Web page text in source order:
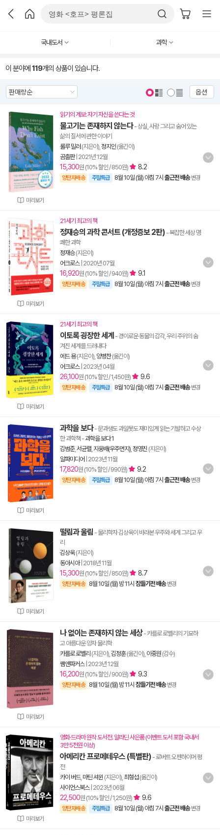
국내도서 과학
이 분야에 119개의 상품이 있습니다.
옵션
미리보기
읽기의 계보: 자기 자신을 쓴다는 것
물고기는 존재하지 않는다- 상실, 사랑 그리고 숨어 있는
삶의 질서에 관한 이야기
룰루 밀러 (지은이), 정지인 (옮긴이)
곰출판| 2021년 12월
15,300원 (10% 할인 / 850원) 8.2
양탄자배송 주말특급 8월 10일 (월) 아침 7시 출근전 배송 변경
미리보기
21세기 최고의 책
정재승의 과학 콘서트 (개정증보 2판) - 복잡한 세상 명
쾌한 과학
정재승(지은이)
어크로스| 2020년 07월
16,920원 (10% 할인 / 940원) 9.1
양탄자배송 주말특급 8월 10일 (월) 아침 7시 출근전 배송 변경
미리보기
21세기 최고의 책
이토록 굉장한 세계 - 경이로운 동물의 감각, 우리 주위의 숨
겨진 세계를 드러내다
에드 용(지은이), 양병찬(옮긴이)
어크로스| 2023년 04월
26,100원 (10% 할인 / 1,450원) 9.6
양탄자배송 주말특급 8월 10일 (월) 아침 7시 출근전 배송 변경
미리보기
과학을 보다- 문과생도 과알못도 재미있게 읽는 기발하고 수상
한 과학책 -과학을 보다 1
김범준, 서균렬 지웅배(우주먼지) 정영진 (지은이)
알파미디어 2023년 11월
17,820원 (10% 할인 / 990원) 9.2
양탄자배송 주말특급 8월 10일 (월) 아침 7시 출근전 배송 변경
미리보기
떨림과 울림 - 물리학자 김상욱이 바라본 우주와 세계 그리고 우
리
김상욱(지은이)
동아시아| 2018년 11월
15,300원 (10% 할인 / 850원) 8.7
양탄자배송 8월 10일 (월) 밤 11시 잠들기전 배송 변경
미리보기
나 없이는 존재하지 않는 세상- 카를로 로벨리의 기묘하
고 아름다운 양자 물리학
카를로 로벨리 (지은이), 김정훈(옮긴이), 이중원 (감수)
쌤앤파커스| 2023년 12월
16,200원 (10% 할인 / 900원) 9.3
양탄자배송 8월 10일 (월) 밤 11시 잠들기전 배송 변경
미리보기
영화·드라마 원작 도서전. 알라딘 사은품 (이벤트 도서 포함 국내서
3만 5천원 이상)
아메리칸 프로메테우스 (특별판) - 로버트 오펜하이머 평
전
카이 버드, 마틴 셔윈 (지은이), 최형섭(옮긴이)
사이언스북스| 2023년 06월
22,500원 (10% 할인 / 1,250원) 9.6
양탄자배송 주말특급 8월 10일 (월) 아침 7시 출근전 배송 변경